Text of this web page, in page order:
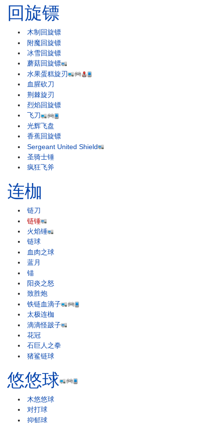
回旋镖
木制回旋镖
附魔回旋镖
冰雪回旋镖
蘑菇回旋镖
水果蛋糕旋刃
血腥砍刀
荆棘旋刃
烈焰回旋镖
飞刀
光辉飞盘
香蕉回旋镖
Sergeant United Shield
圣骑士锤
疯狂飞斧
连枷
链刀
链锤
火焰锤
链球
血肉之球
蓝月
锚
阳炎之怒
致胜炮
铁链血滴子
太极连枷
滴滴怪跛子
花冠
石巨人之拳
猪鲨链球
悠悠球
木悠悠球
对打球
抑郁球